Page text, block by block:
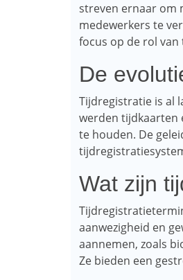
streven ernaar om
medewerkers te
focus op de rol van
De
Tijdregistratie is al
werden tijdkaarten
te houden. De
Wat zijn
aanwezigheid en
aannemen, zoals
Ze bieden een